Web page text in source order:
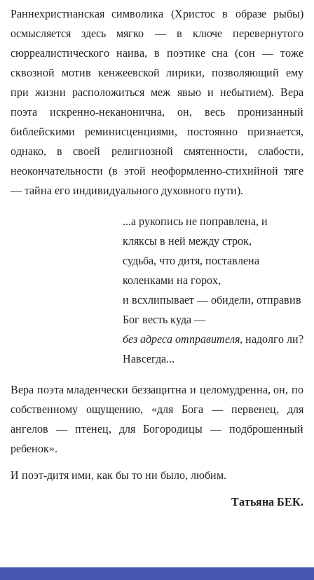
Раннехристианская символика (Христос в образе рыбы)
осмысляется здесь мягко — в ключе перевернутого
сюрреалистического наива, в поэтике сна (сон — тоже
сквозной мотив кенжеевской лирики, позволяющий ему
при жизни расположиться меж явью и небытием). Вера
поэта искренно-неканонична, он, весь пронизанный
библейскими реминисценциями, постоянно признается,
однако, в своей религиозной смятенности, слабости,
неокончательности (в этой неоформленно-стихийной тяге
— тайна его индивидуального духовного пути).
...а рукопись не поправлена, и
кляксы в ней между строк,
судьба, что дитя, поставлена
коленками на горох,
и всхлипывает — обидели, отправив
Бог весть куда —
без адреса отправителя, надолго ли?
Навсегда...
Вера поэта младенчески беззащитна и целомудренна, он, по
собственному ощущению, «для Бога — первенец, для
ангелов — птенец, для Богородицы — подброшенный
ребенок».
И поэт-дитя ими, как бы то ни было, любим.
Татьяна БЕК.